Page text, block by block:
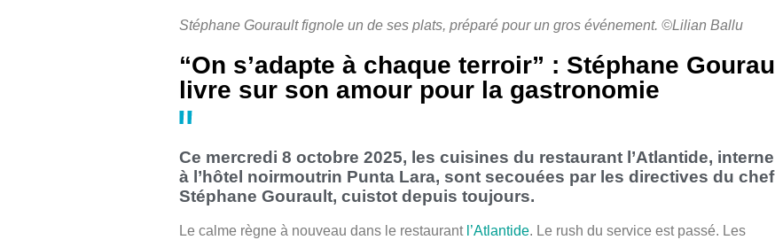
Stéphane Gourault fignole un de ses plats, préparé pour un gros événement. ©Lilian Ballu
“On s’adapte à chaque terroir” : Stéphane
livre sur son amour pour la gastronomie
Ce mercredi 8 octobre 2025, les cuisines du restaurant l’Atlantide, interne
à l’hôtel noirmoutrin Punta Lara, sont secouées par les directives du chef
Stéphane Gourault, cuistot depuis toujours.
Le calme règne à nouveau dans le restaurant l’Atlantide. Le rush du service est passé. Les